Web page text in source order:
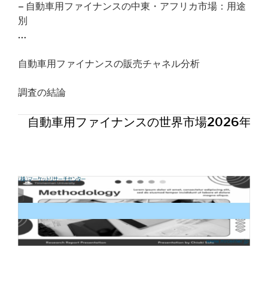
– 自動車用ファイナンスの中東・アフリカ市場：用途
別
…
自動車用ファイナンスの販売チャネル分析
調査の結論
自動車用ファイナンスの世界市場2026年